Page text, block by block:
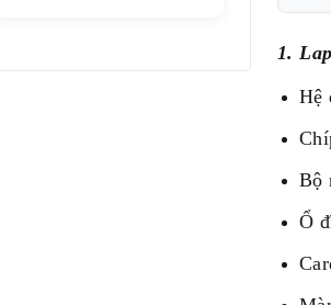
1.
Hệ
Bộ
Ổ